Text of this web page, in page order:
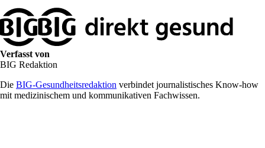
Verfasst von
BIG Redaktion
Die BIG-Gesundheitsredaktion verbindet journalistisches Know-how
mit medizinischem und kommunikativen Fachwissen.